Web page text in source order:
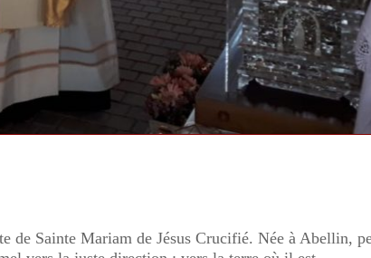
de Sainte Mariam de Jésus Crucifié. Née à Abellin,